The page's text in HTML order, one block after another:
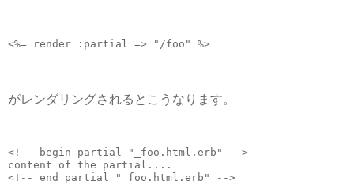
<%= render :partial => "/foo" %>
がレンダリングされるとこうなります。
<!-- begin partial "_foo.html.erb" -->
content of the partial....
<!-- end partial "_foo.html.erb" -->